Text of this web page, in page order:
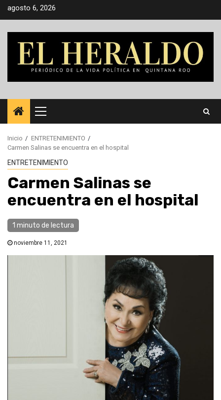
Saltar
agosto 6, 2026
Menú
principal
Inicio
ENTRETENIMIENTO
Carmen Salinas se encuentra en el hospital
ENTRETENIMIENTO
Carmen Salinas se
encuentra en el hospital
1 minuto de lectura
noviembre 11, 2021